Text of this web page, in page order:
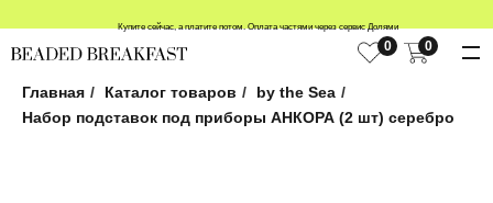
0 0
Купите сейчас, а платите потом. Оплата частями через сервис Долями
Главная / Каталог товаров / by the Sea /
Набор подставок под приборы АНКОРА (2 шт) серебро